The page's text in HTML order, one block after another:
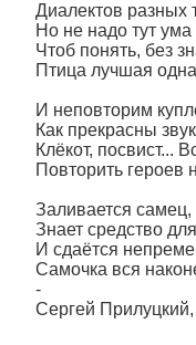
Диалектов разных
Но не надо тут ума
Чтоб понять, без
Птица лучшая
И неповторим
Как прекрасны
Клёкот, посвист...
Повторить героев
Заливается самец,
Знает средство
И сдаётся
Самочка вся
-
Сергей